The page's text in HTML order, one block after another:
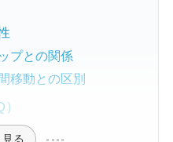
プとの関係
移動との区別
る